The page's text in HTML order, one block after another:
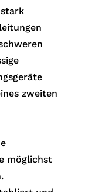
zweiten
möglichst